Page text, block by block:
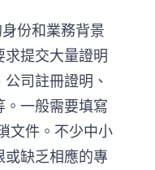
份和業務背景
提交大量證明
司註冊證明、
一般需要填寫
文件。不少中小
或缺乏相應的專